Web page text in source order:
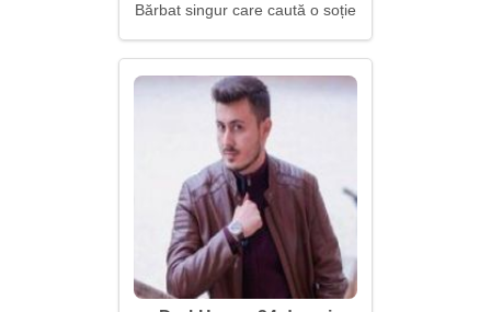
Bărbat singur care caută o soție